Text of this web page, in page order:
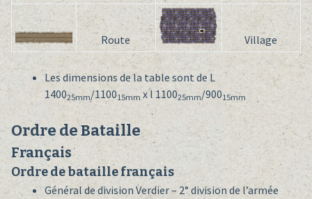
Route Village
Les dimensions de la table sont de L
140025mm/110015mm x l 110025mm/90015mm
Ordre de Bataille
Français
Ordre de bataille français
Général de division Verdier – 2° division de l’armée